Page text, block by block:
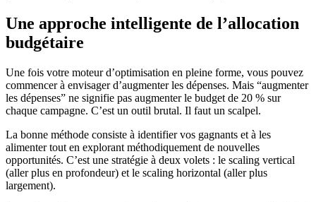
Une approche intelligente de l’allocation
budgétaire
Une fois votre moteur d’optimisation en pleine forme, vous pouvez
commencer à envisager d’augmenter les dépenses. Mais “augmenter
les dépenses” ne signifie pas augmenter le budget de 20 % sur
chaque campagne. C’est un outil brutal. Il faut un scalpel.
La bonne méthode consiste à identifier vos gagnants et à les
alimenter tout en explorant méthodiquement de nouvelles
opportunités. C’est une stratégie à deux volets : le scaling vertical
(aller plus en profondeur) et le scaling horizontal (aller plus
largement).